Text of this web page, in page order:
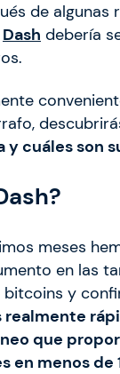
de algunas
Dash debería
y cuáles son
meses
en las
y
realmente
que
en menos de